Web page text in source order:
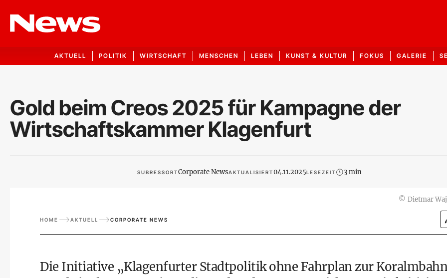
AKTUELL POLITIK WIRTSCHAFT MENSCHEN LEBEN KUNST & KULTUR FOKUS GALERIE
Gold beim Creos 2025 für Kampagne der
Wirtschaftskammer Klagenfurt
SUBRESSORTCorporate NewsAKTUALISIERT04.11.2025LESEZEIT 3 min
© Dietmar
HOME AKTUELL CORPORATE NEWS
Die Initiative „Klagenfurter Stadtpolitik ohne Fahrplan zur